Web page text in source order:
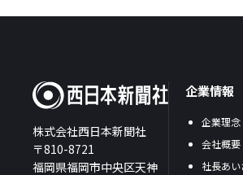
株式会社西日本新聞社
〒810-8721
福岡県福岡市中央区天神
企業情報
企業理念
会社概要
社長あい